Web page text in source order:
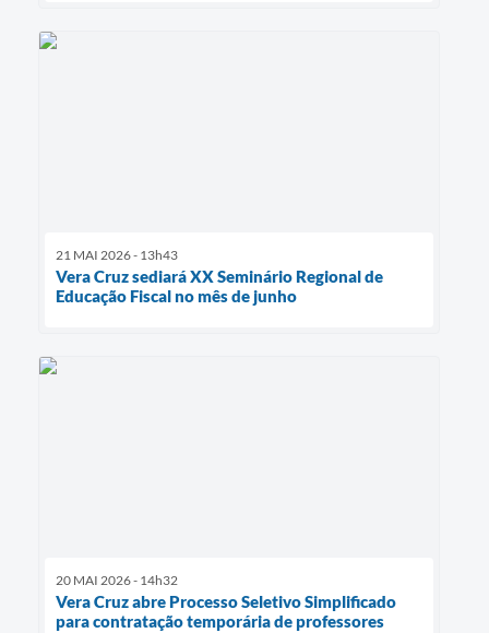
21 MAI 2026 - 13h43
Vera Cruz sediará XX Seminário Regional de
Educação Fiscal no mês de junho
20 MAI 2026 - 14h32
Vera Cruz abre Processo Seletivo Simplificado
para contratação temporária de professores